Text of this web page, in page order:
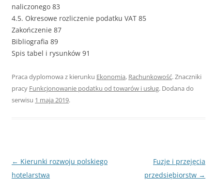
naliczonego 83
4.5. Okresowe rozliczenie podatku VAT 85
Zakończenie 87
Bibliografia 89
Spis tabel i rysunków 91
Praca dyplomowa z kierunku Ekonomia, Rachunkowość. Znaczniki
pracy Funkcjonowanie podatku od towarów i usług. Dodana do
serwisu 1 maja 2019.
Nawigacja
wpisu
← Kierunki rozwoju polskiego
hotelarstwa
Fuzje i przejęcia
przedsiębiorstw →